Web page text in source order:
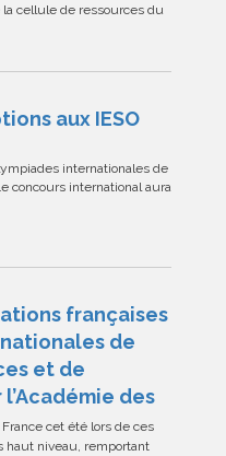
la cellule de ressources du
aux IESO
internationales de
concours international aura
françaises
de
et de
des
cet été lors de ces
haut niveau, remportant